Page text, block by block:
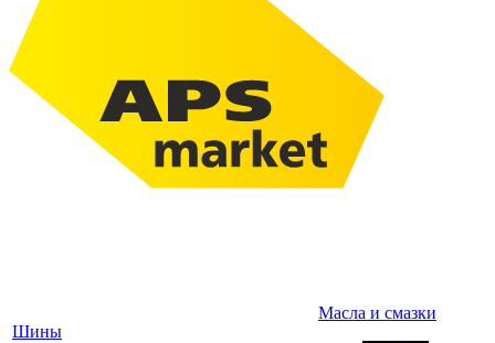
Шины
Масла и смазки